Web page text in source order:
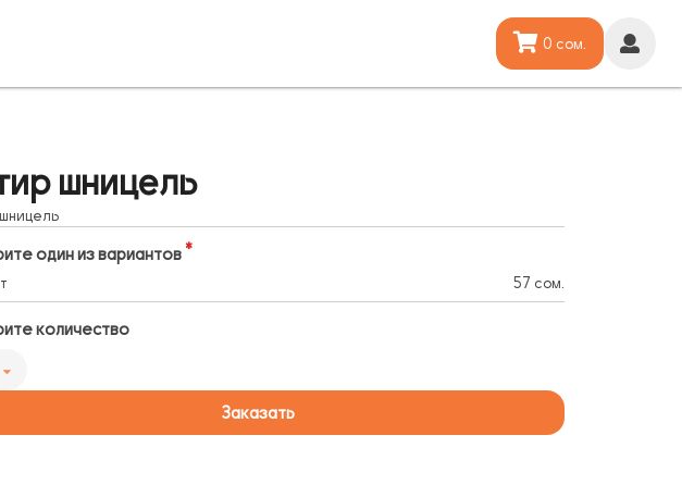
0 сом.
шницель
один из вариантов
57 сом.
количество
Заказать